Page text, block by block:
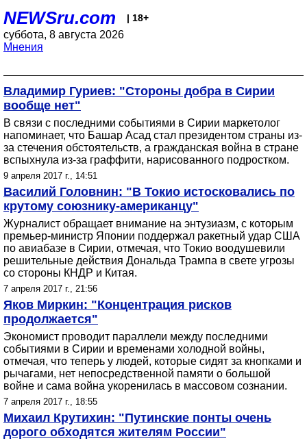
NEWSru.com | 18+
суббота, 8 августа 2026
Мнения
Владимир Гуриев: "Стороны добра в Сирии
вообще нет"
В связи с последними событиями в Сирии маркетолог
напоминает, что Башар Асад стал президентом страны из-
за стечения обстоятельств, а гражданская война в стране
вспыхнула из-за граффити, нарисованного подростком.
9 апреля 2017 г., 14:51
Василий Головнин: "В Токио истосковались по
крутому союзнику-американцу"
Журналист обращает внимание на энтузиазм, с которым
премьер-министр Японии поддержал ракетный удар США
по авиабазе в Сирии, отмечая, что Токио воодушевили
решительные действия Дональда Трампа в свете угрозы
со стороны КНДР и Китая.
7 апреля 2017 г., 21:56
Яков Миркин: "Концентрация рисков
продолжается"
Экономист проводит параллели между последними
событиями в Сирии и временами холодной войны,
отмечая, что теперь у людей, которые сидят за кнопками и
рычагами, нет непосредственной памяти о большой
войне и сама война укоренилась в массовом сознании.
7 апреля 2017 г., 18:55
Михаил Крутихин: "Путинские понты очень
дорого обходятся жителям России"